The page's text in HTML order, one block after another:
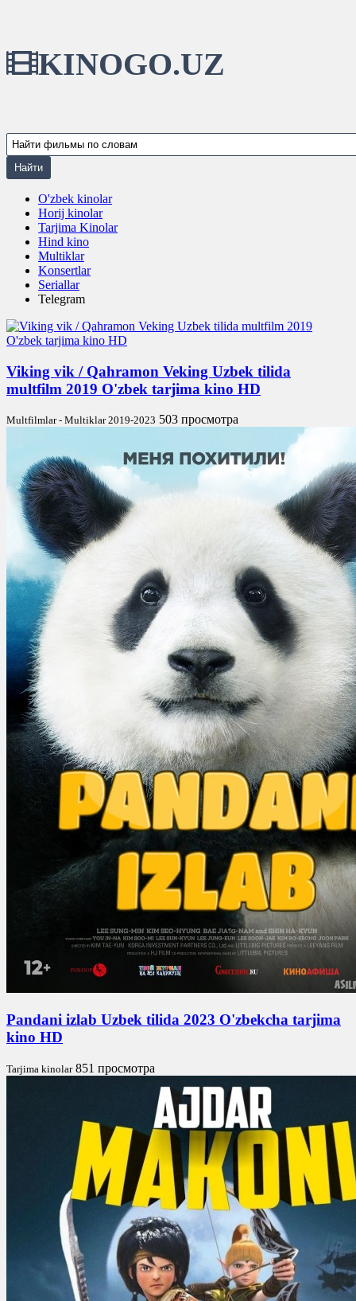
KINOGO.UZ
O'zbek kinolar
Horij kinolar
Tarjima Kinolar
Hind kino
Multiklar
Konsertlar
Seriallar
Telegram
Viking vik / Qahramon Veking Uzbek tilida
multfilm 2019 O'zbek tarjima kino HD
Multfilmlar - Multiklar 2019-2023 503 просмотра
Pandani izlab Uzbek tilida 2023 O'zbekcha tarjima
kino HD
Tarjima kinolar 851 просмотра